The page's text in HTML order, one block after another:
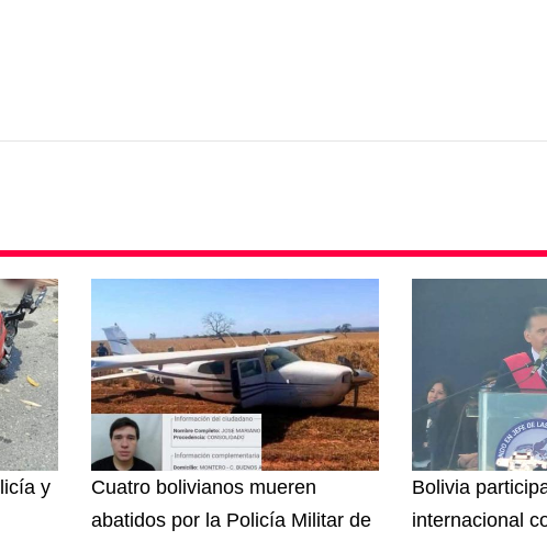
y
Cuatro bolivianos mueren
abatidos por la Policía Militar de
Bolivia
internacional